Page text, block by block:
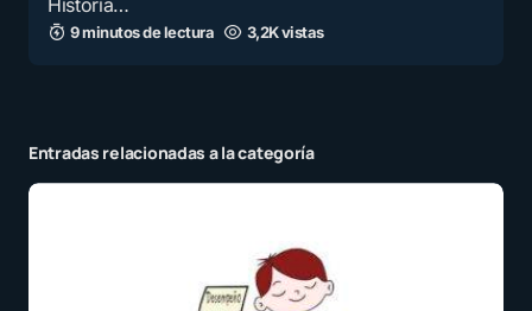
Historia…
9 minutos de lectura 3,2K vistas
Entradas relacionadas a la categoría